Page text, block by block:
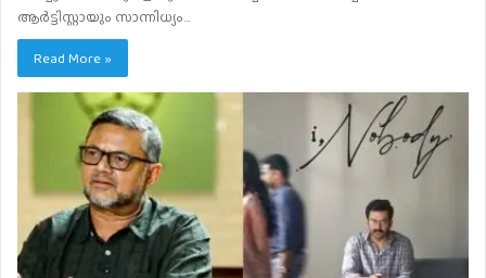
ആർട്ടിസ്റ്റായും സാന്നിധ്യം…
Read More »